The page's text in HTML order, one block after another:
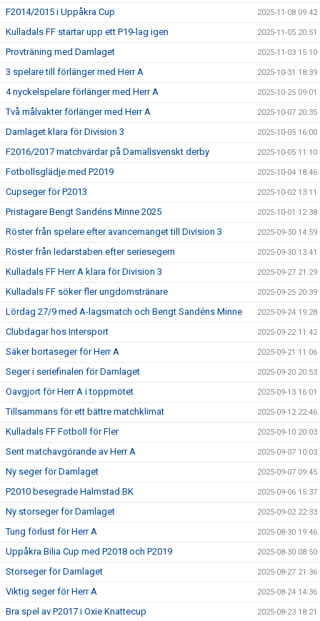
F2014/2015 i Uppåkra Cup 2025-11-08 09:42
Kulladals FF startar upp ett P19-lag igen 2025-11-05 20:51
Provträning med Damlaget 2025-11-03 15:10
3 spelare till förlänger med Herr A 2025-10-31 18:39
4 nyckelspelare förlänger med Herr A 2025-10-25 09:01
Två målvakter förlänger med Herr A 2025-10-07 20:35
Damlaget klara för Division 3 2025-10-05 16:00
F2016/2017 matchvärdar på Damallsvenskt derby 2025-10-05 11:10
Fotbollsglädje med P2019 2025-10-04 18:46
Cupseger för P2013 2025-10-02 13:11
Pristagare Bengt Sandéns Minne 2025 2025-10-01 12:38
Röster från spelare efter avancemanget till Division 3 2025-09-30 14:59
Röster från ledarstaben efter seriesegern 2025-09-30 13:41
Kulladals FF Herr A klara för Division 3 2025-09-27 21:29
Kulladals FF söker fler ungdomstränare 2025-09-25 20:39
Lördag 27/9 med A-lagsmatch och Bengt Sandéns Minne 2025-09-24 19:28
Clubdagar hos Intersport 2025-09-22 11:42
Säker bortaseger för Herr A 2025-09-21 11:06
Seger i seriefinalen för Damlaget 2025-09-20 20:53
Oavgjort för Herr A i toppmötet 2025-09-13 16:01
Tillsammans för ett bättre matchklimat 2025-09-12 22:46
Kulladals FF Fotboll för Fler 2025-09-10 20:03
Sent matchavgörande av Herr A 2025-09-07 10:03
Ny seger för Damlaget 2025-09-07 09:45
P2010 besegrade Halmstad BK 2025-09-06 15:37
Ny storseger för Damlaget 2025-09-02 22:33
Tung förlust för Herr A 2025-08-30 19:46
Uppåkra Bilia Cup med P2018 och P2019 2025-08-30 08:50
Storseger för Damlaget 2025-08-27 21:36
Viktig seger för Herr A 2025-08-24 14:36
Bra spel av P2017 i Oxie Knattecup 2025-08-23 18:21